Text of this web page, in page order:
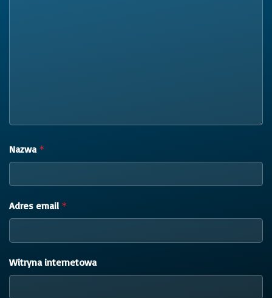
Nazwa *
Adres email *
Witryna internetowa